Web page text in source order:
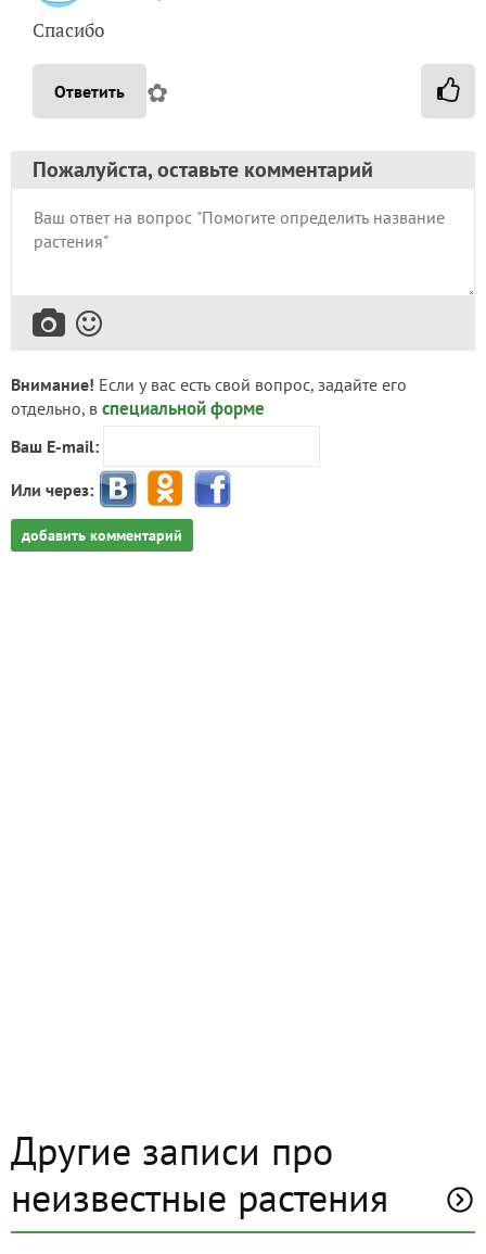
Спасибо
Ответить ✿
Пожалуйста, оставьте комментарий
Внимание! Если у вас есть свой вопрос, задайте его
отдельно, в специальной форме
Ваш E-mail:
Или через:
добавить комментарий
Другие записи про
неизвестные растения